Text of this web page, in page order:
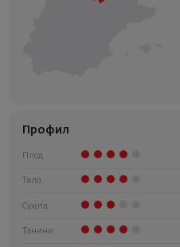
Профил
Плод
Тяло
Сухота
Танини